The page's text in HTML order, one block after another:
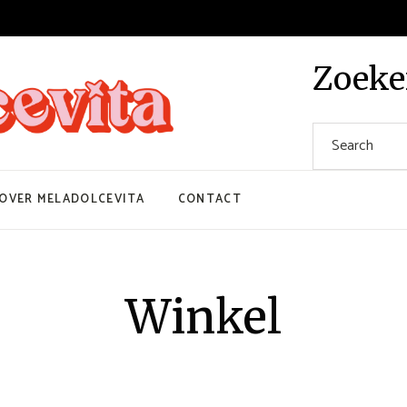
MELADOLCEVITA CONTACT
Winkel